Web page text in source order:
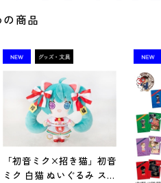
商品
「初音ミク×招き猫」初音
ミク 白猫 ぬいぐるみ スタ